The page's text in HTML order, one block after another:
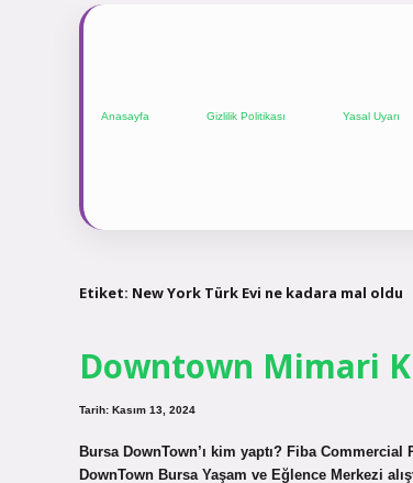
Anasayfa Gizlilik Politikası Yasal Uyarı
Etiket: New York Türk Evi ne kadara mal oldu
Downtown Mimari
Tarih: Kasım 13, 2024
Bursa DownTown’ı kim yaptı? Fiba
DownTown Bursa Yaşam ve Eğlence Merkezi